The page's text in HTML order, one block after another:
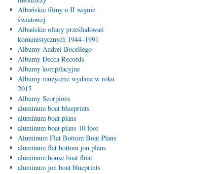
Albańskie filmy o II wojnie
światowej
Albańskie ofiary prześladowań
komunistycznych 1944–1991
Albumy Andrei Bocellego
Albumy Decca Records
Albumy kompilacyjne
Albumy muzyczne wydane w roku
2015
Albumy Scorpions
aluminum boat blueprints
aluminum boat plans
aluminum boat plans 10 foot
Aluminum Flat Bottom Boat Plans
aluminum flat bottom jon plans
aluminum house boat float
aluminum jon boat blueprints